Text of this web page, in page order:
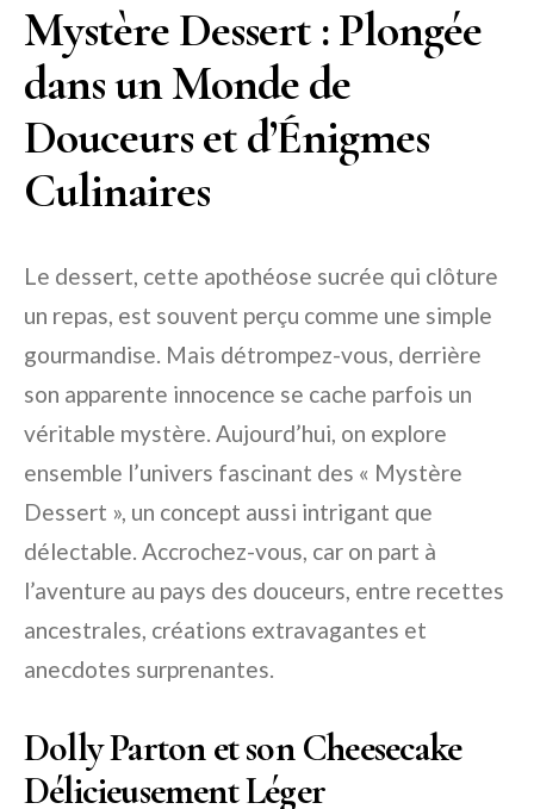
Mystère Dessert : Plongée
dans un Monde de
Douceurs et d’Énigmes
Culinaires
Le dessert, cette apothéose sucrée qui clôture
un repas, est souvent perçu comme une simple
gourmandise. Mais détrompez-vous, derrière
son apparente innocence se cache parfois un
véritable mystère. Aujourd’hui, on explore
ensemble l’univers fascinant des « Mystère
Dessert », un concept aussi intrigant que
délectable. Accrochez-vous, car on part à
l’aventure au pays des douceurs, entre recettes
ancestrales, créations extravagantes et
anecdotes surprenantes.
Dolly Parton et son Cheesecake
Délicieusement Léger